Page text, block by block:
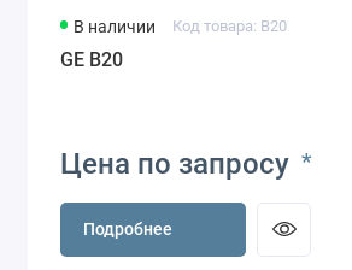
В наличии Код товара: B20
GE B20
Цена по запросу *
Подробнее